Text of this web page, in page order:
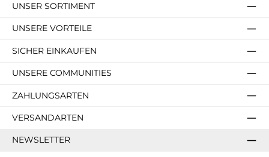
UNSER SORTIMENT
UNSERE VORTEILE
SICHER EINKAUFEN
UNSERE COMMUNITIES
ZAHLUNGSARTEN
VERSANDARTEN
NEWSLETTER